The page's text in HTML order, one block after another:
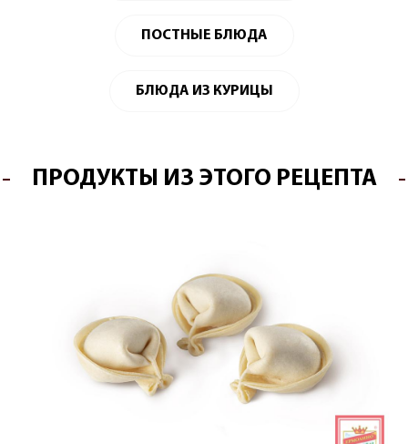
ПОСТНЫЕ БЛЮДА
БЛЮДА ИЗ КУРИЦЫ
ПРОДУКТЫ ИЗ ЭТОГО РЕЦЕПТА